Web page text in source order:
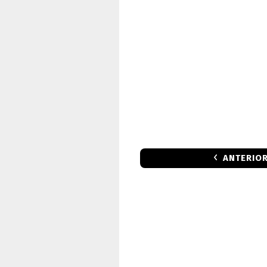
ANTERIOR